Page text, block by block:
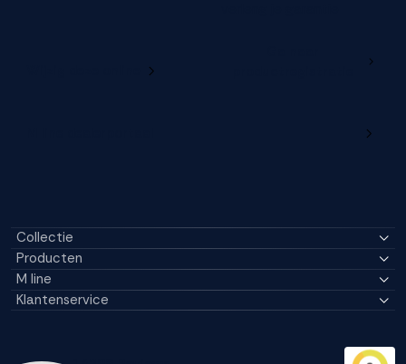
Collectie
Producten
M line
Klantenservice